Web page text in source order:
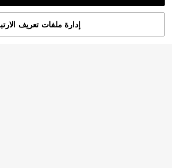
أضف إلى
إدارة ملفات تعريف